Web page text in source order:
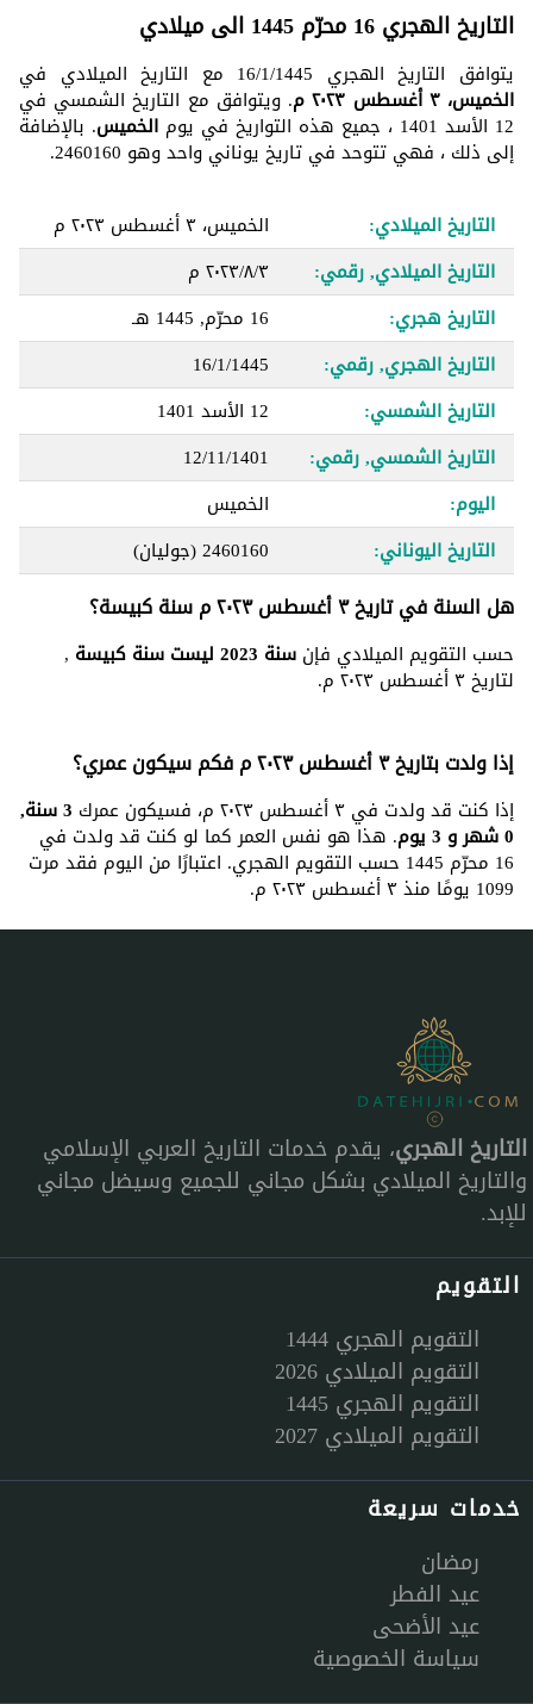
التاريخ الهجري 16 محرّم 1445 الى ميلادي
يتوافق التاريخ الهجري 16/1/1445 مع التاريخ الميلادي في
الخميس، ٣ أغسطس ٢٠٢٣ م . ويتوافق مع التاريخ الشمسي في
12 الأسد 1401 ، جميع هذه التواريخ في يوم الخميس. بالإضافة
إلى ذلك ، فهي تتوحد في تاريخ يوناني واحد وهو 2460160.
التاريخ الميلادي:
الخميس، ٣ أغسطس ٢٠٢٣ م
التاريخ الميلادي, رقمي:
٣‏/٨‏/٢٠٢٣ م
التاريخ هجري:
16 محرّم, 1445 هـ
التاريخ الهجري, رقمي:
16/1/1445
التاريخ الشمسي:
12 الأسد 1401
التاريخ الشمسي, رقمي:
12/11/1401
اليوم:
الخميس
التاريخ اليوناني:
2460160(جوليان)
هل السنة في تاريخ ٣ أغسطس ٢٠٢٣ م سنة كبيسة؟
حسب التقويم الميلادي فإن سنة 2023 ليست سنة كبيسة ,
لتاريخ ٣ أغسطس ٢٠٢٣ م.
إذا ولدت بتاريخ ٣ أغسطس ٢٠٢٣ م فكم سيكون عمري؟
إذا كنت قد ولدت في ٣ أغسطس ٢٠٢٣ م، فسيكون عمرك 3 سنة,
0 شهر و 3 يوم . هذا هو نفس العمر كما لو كنت قد ولدت في
16 محرّم 1445 حسب التقويم الهجري. اعتبارًا من اليوم فقد مرت
1099 يومًا منذ ٣ أغسطس ٢٠٢٣ م.
التاريخ الهجري، يقدم خدمات التاريخ العربي الإسلامي
والتاريخ الميلادي بشكل مجاني للجميع وسيضل مجاني
للإبد.
التقويم
التقويم الهجري 1444
التقويم الميلادي 2026
التقويم الهجري 1445
التقويم الميلادي 2027
خدمات سريعة
رمضان
عيد الفطر
عيد الأضحى
سياسة الخصوصية